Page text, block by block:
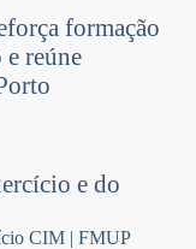
formação
reúne
e do
CIM | FMUP